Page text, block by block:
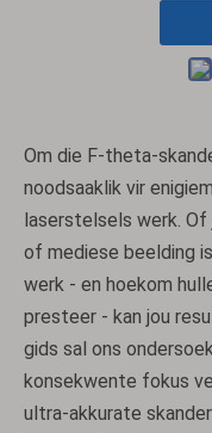
Om die F-theta-
noodsaaklik vir
laserstelsels werk. Of
of mediese beelding
werk - en hoekom
presteer - kan jou
gids sal ons
konsekwente fokus
ultra-akkurate